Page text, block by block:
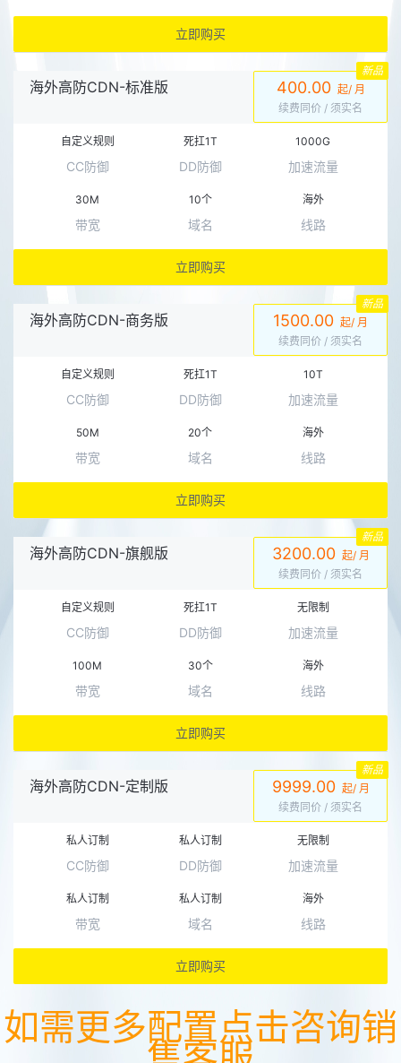
立即购买
海外高防CDN-标准版
自定义规则
CC防御
死扛1T
DD防御
1000G
加速流量
30M
带宽
10个
域名
海外
线路
400.00 起/ 月
续费同价 / 须实名
新品
立即购买
海外高防CDN-商务版
自定义规则
CC防御
死扛1T
DD防御
10T
加速流量
50M
带宽
20个
域名
海外
线路
1500.00 起/ 月
续费同价 / 须实名
新品
立即购买
海外高防CDN-旗舰版
自定义规则
CC防御
死扛1T
DD防御
无限制
加速流量
100M
带宽
30个
域名
海外
线路
3200.00 起/ 月
续费同价 / 须实名
新品
立即购买
海外高防CDN-定制版
私人订制
CC防御
私人订制
DD防御
无限制
加速流量
私人订制
带宽
私人订制
域名
海外
线路
9999.00 起/ 月
续费同价 / 须实名
新品
立即购买
如需更多配置点击咨询销